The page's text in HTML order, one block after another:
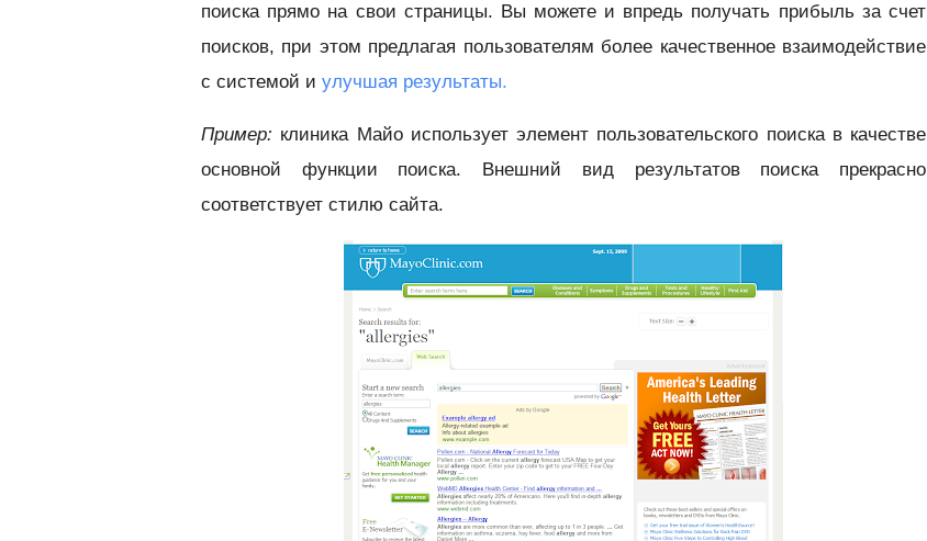
поиска прямо на свои страницы. Вы можете и впредь получать прибыль за счет
поисков, при этом предлагая пользователям более качественное взаимодействие
с системой и улучшая результаты.
Пример: клиника Майо использует элемент пользовательского поиска в качестве
основной функции поиска. Внешний вид результатов поиска прекрасно
соответствует стилю сайта.